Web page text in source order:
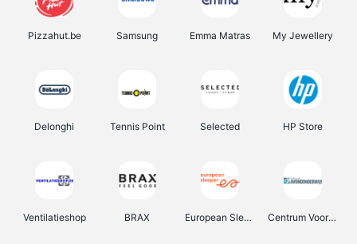
Pizzahut.be Samsung Emma Matras My Jewellery
Delonghi Tennis Point Selected HP Store
Ventilatieshop BRAX European Sleeper Centrum Voor Avondonderwijs